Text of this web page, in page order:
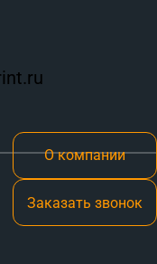
О компании
Заказать звонок